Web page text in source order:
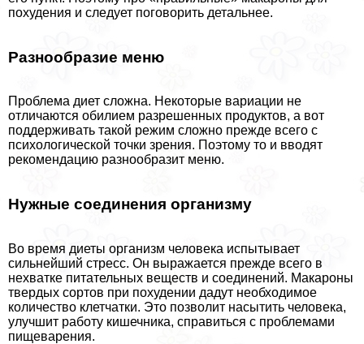
похудения и следует поговорить детальнее.
Разнообразие меню
Проблема диет сложна. Некоторые вариации не
отличаются обилием разрешенных продуктов, а вот
поддерживать такой режим сложно прежде всего с
психологической точки зрения. Поэтому то и вводят
рекомендацию разнообразит меню.
Нужные соединения организму
Во время диеты организм человека испытывает
сильнейший стресс. Он выражается прежде всего в
нехватке питательных веществ и соединений. Макароны
твердых сортов при похудении дадут необходимое
количество клетчатки. Это позволит насытить человека,
улучшит работу кишечника, справиться с проблемами
пищеварения.